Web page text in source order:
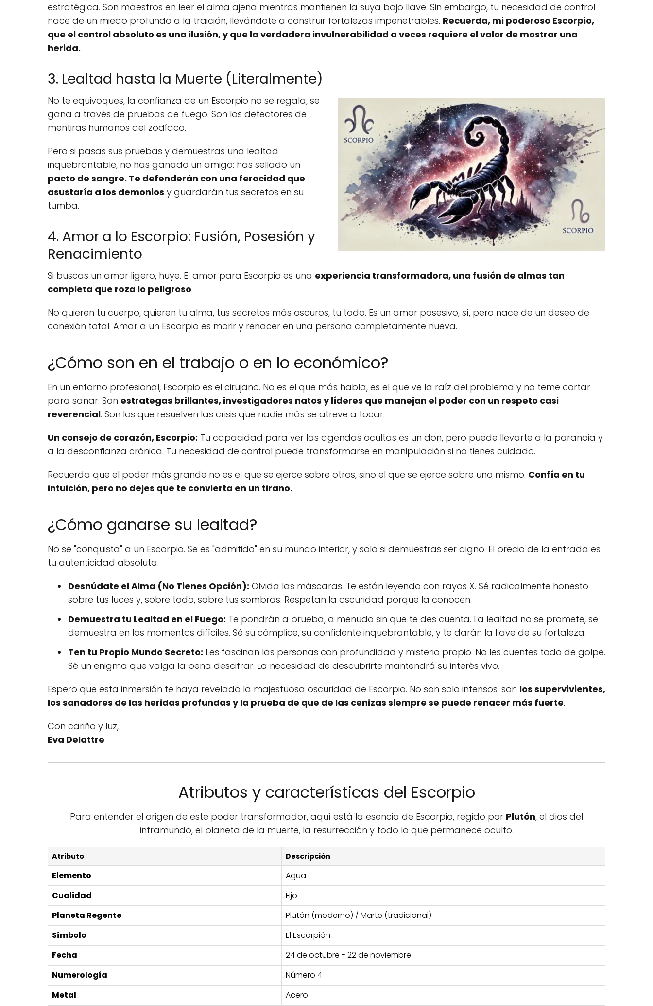
estratégica. Son maestros en leer el alma ajena mientras mantienen la suya bajo llave. Sin embargo, tu necesidad de control
nace de un miedo profundo a la traición, llevándote a construir fortalezas impenetrables. Recuerda, mi poderoso Escorpio,
que el control absoluto es una ilusión, y que la verdadera invulnerabilidad a veces requiere el valor de mostrar una
herida.
3. Lealtad hasta la Muerte (Literalmente)
No te equivoques, la confianza de un Escorpio no se regala, se
gana a través de pruebas de fuego. Son los detectores de
mentiras humanos del zodíaco.
Pero si pasas sus pruebas y demuestras una lealtad
inquebrantable, no has ganado un amigo: has sellado un
pacto de sangre. Te defenderán con una ferocidad que
asustaría a los demonios y guardarán tus secretos en su
tumba.
4. Amor a lo Escorpio: Fusión, Posesión y
Renacimiento
Si buscas un amor ligero, huye. El amor para Escorpio es una experiencia transformadora, una fusión de almas tan
completa que roza lo peligroso.
No quieren tu cuerpo, quieren tu alma, tus secretos más oscuros, tu todo. Es un amor posesivo, sí, pero nace de un deseo de
conexión total. Amar a un Escorpio es morir y renacer en una persona completamente nueva.
¿Cómo son en el trabajo o en lo económico?
En un entorno profesional, Escorpio es el cirujano. No es el que más habla, es el que ve la raíz del problema y no teme cortar
para sanar. Son estrategas brillantes, investigadores natos y líderes que manejan el poder con un respeto casi
reverencial. Son los que resuelven las crisis que nadie más se atreve a tocar.
Un consejo de corazón, Escorpio: Tu capacidad para ver las agendas ocultas es un don, pero puede llevarte a la paranoia y
a la desconfianza crónica. Tu necesidad de control puede transformarse en manipulación si no tienes cuidado.
Recuerda que el poder más grande no es el que se ejerce sobre otros, sino el que se ejerce sobre uno mismo. Confía en tu
intuición, pero no dejes que te convierta en un tirano.
¿Cómo ganarse su lealtad?
No se "conquista" a un Escorpio. Se es "admitido" en su mundo interior, y solo si demuestras ser digno. El precio de la entrada es
tu autenticidad absoluta.
Desnúdate el Alma (No Tienes Opción): Olvida las máscaras. Te están leyendo con rayos X. Sé radicalmente honesto
sobre tus luces y, sobre todo, sobre tus sombras. Respetan la oscuridad porque la conocen.
Demuestra tu Lealtad en el Fuego: Te pondrán a prueba, a menudo sin que te des cuenta. La lealtad no se promete, se
demuestra en los momentos difíciles. Sé su cómplice, su confidente inquebrantable, y te darán la llave de su fortaleza.
Ten tu Propio Mundo Secreto: Les fascinan las personas con profundidad y misterio propio. No les cuentes todo de golpe.
Sé un enigma que valga la pena descifrar. La necesidad de descubrirte mantendrá su interés vivo.
Espero que esta inmersión te haya revelado la majestuosa oscuridad de Escorpio. No son solo intensos; son los supervivientes,
los sanadores de las heridas profundas y la prueba de que de las cenizas siempre se puede renacer más fuerte.
Con cariño y luz,
Eva Delattre
Atributos y características del Escorpio
Para entender el origen de este poder transformador, aquí está la esencia de Escorpio, regido por Plutón, el dios del
inframundo, el planeta de la muerte, la resurrección y todo lo que permanece oculto.
Atributo Descripción
Elemento
Agua
Cualidad
Fijo
Planeta Regente
Plutón (moderno) / Marte (tradicional)
Símbolo
El Escorpión
Fecha
24 de octubre - 22 de noviembre
Numerología
Número 4
Metal
Acero